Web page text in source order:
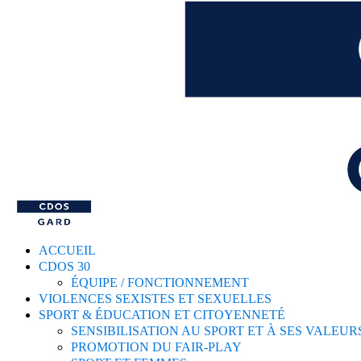
ACCUEIL
CDOS 30
ÉQUIPE / FONCTIONNEMENT
VIOLENCES SEXISTES ET SEXUELLES
SPORT & ÉDUCATION ET CITOYENNETÉ
SENSIBILISATION AU SPORT ET À SES
PROMOTION DU FAIR-PLAY